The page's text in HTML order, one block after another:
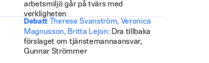
arbetsmiljö går på tvärs med
verkligheten
Debatt
Therese Svanström, Veronica
Magnusson, Britta Lejon: Dra tillbaka
förslaget om tjänstemannaansvar,
Gunnar Strömmer